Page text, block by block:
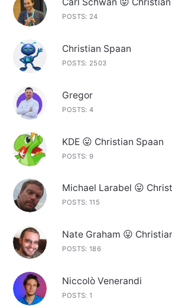
Carl Schwan 😛
POSTS: 24
Christian Spaan
POSTS: 2503
Gregor
POSTS: 4
KDE 😛 Christian Spaan
POSTS: 9
Michael Larabel 😛
POSTS: 115
Nate Graham 😛
POSTS: 186
Niccolò Venerandi
POSTS: 1